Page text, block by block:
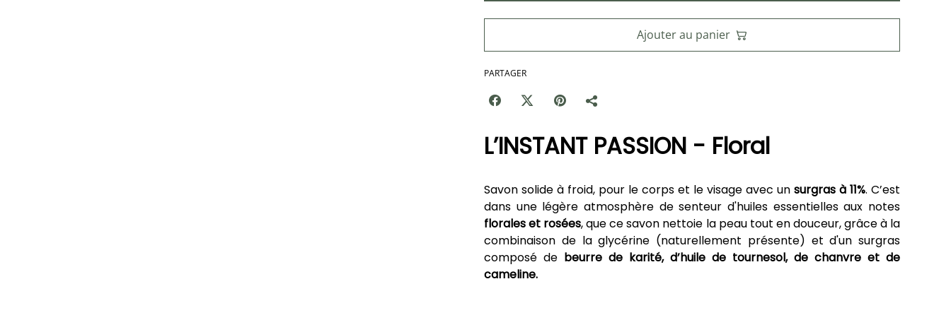
Ajouter au panier
PARTAGER
L’INSTANT PASSION - Floral
Savon solide à froid, pour le corps et le visage avec un surgras à 11%. C’est
dans une légère atmosphère de senteur d'huiles essentielles aux notes
florales et rosées, que ce savon nettoie la peau tout en douceur, grâce à la
combinaison de la glycérine (naturellement présente) et d'un surgras
composé de beurre de karité, d’huile de tournesol, de chanvre et de
cameline.